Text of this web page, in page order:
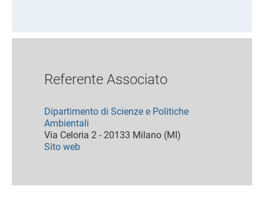
Referente Associato
Dipartimento di Scienze e Politiche
Ambientali
Via Celoria 2 - 20133 Milano (MI)
Sito web